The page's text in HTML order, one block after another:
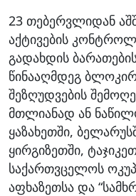
23 თებერვლიდან
აქტივების
გადახდის
წინააღმდეგ
შეზღუდვების
მთლიანად ან
ყაზახეთში,
ყირგიზეთში,
საქართვცელოს
აფხაზეთსა და